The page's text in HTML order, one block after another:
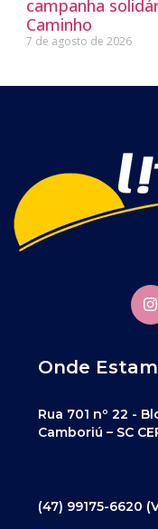
campanha
Caminho
7 de agosto de 2026
Onde
Rua 701 nº 22 -
Camboriú – SC
(47) 99175-6620